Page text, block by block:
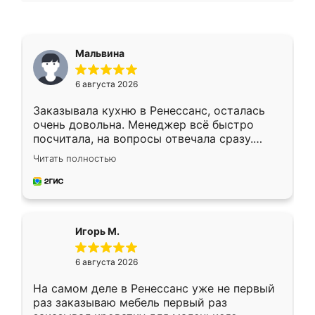
Мальвина
6 августа 2026
Заказывала кухню в Ренессанс, осталась
очень довольна. Менеджер всё быстро
посчитала, на вопросы отвечала сразу.
Замерщик приехал в субботу, подошёл к
делу со всей ответственностью. Собрали
за день, ребята работали аккуратно, даже
Читать полностью
Игорь М.
6 августа 2026
На самом деле в Ренессанс уже не первый
раз заказываю мебель первый раз